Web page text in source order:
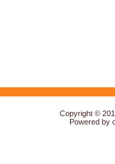
Copyright ©
Powered by